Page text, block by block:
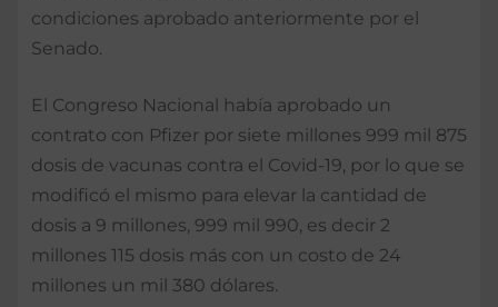
condiciones aprobado anteriormente por el
Senado.
El Congreso Nacional había aprobado un
contrato con Pfizer por siete millones 999 mil 875
dosis de vacunas contra el Covid-19, por lo que se
modificó el mismo para elevar la cantidad de
dosis a 9 millones, 999 mil 990, es decir 2
millones 115 dosis más con un costo de 24
millones un mil 380 dólares.